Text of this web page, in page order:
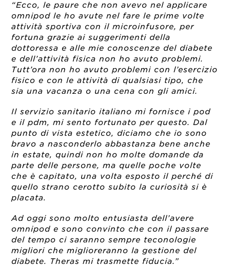
“Ecco, le paure che non avevo nel applicare
omnipod le ho avute nel fare le prime volte
attività sportiva con il microinfusore, per
fortuna grazie ai suggerimenti della
dottoressa e alle mie conoscenze del diabete
e dell’attività fisica non ho avuto problemi.
Tutt’ora non ho avuto problemi con l’esercizio
fisico e con le attività di qualsiasi tipo, che
sia una vacanza o una cena con gli amici.
Il servizio sanitario italiano mi fornisce i pod
e il pdm, mi sento fortunato per questo. Dal
punto di vista estetico, diciamo che io sono
bravo a nasconderlo abbastanza bene anche
in estate, quindi non ho molte domande da
parte delle persone, ma quelle poche volte
che è capitato, una volta esposto il perché di
quello strano cerotto subito la curiosità si è
placata.
Ad oggi sono molto entusiasta dell’avere
omnipod e sono convinto che con il passare
del tempo ci saranno sempre teconologie
migliori che miglioreranno la gestione del
diabete. Theras mi trasmette fiducia.”